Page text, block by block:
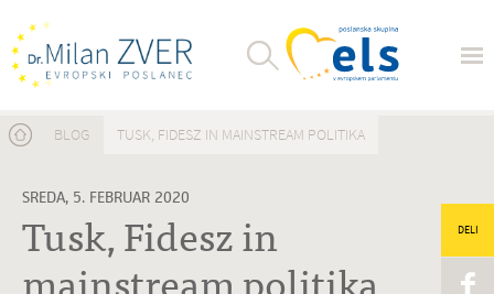
Nahajate se tukaj
BLOG TUSK, FIDESZ IN MAINSTREAM POLITIKA
SREDA, 5. FEBRUAR 2020
Tusk, Fidesz in DELI